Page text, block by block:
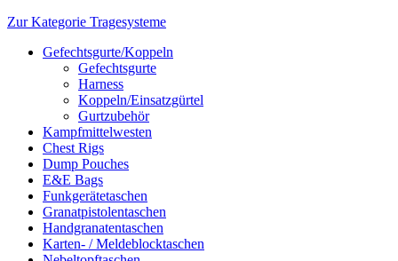
Zur Kategorie Tragesysteme
Gefechtsgurte/Koppeln
Gefechtsgurte
Harness
Koppeln/Einsatzgürtel
Gurtzubehör
Kampfmittelwesten
Chest Rigs
Dump Pouches
E&E Bags
Funkgerätetaschen
Granatpistolentaschen
Handgranatentaschen
Karten- / Meldeblocktaschen